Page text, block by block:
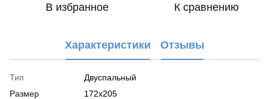
В избранное К сравнению
Характеристики Отзывы
Тип
Двуспальный
Размер
172x205